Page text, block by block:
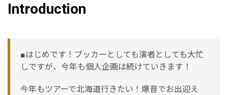
Introduction
■はじめです！ブッカーとしても演者としても大忙
しですが、今年も個人企画は続けていきます！
今年もツアーで北海道行きたい！爆音でお出迎え